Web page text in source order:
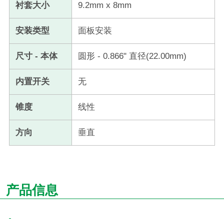
衬套大小 9.2mm x 8mm
安装类型 面板安装
尺寸 - 本体 圆形 - 0.866" 直径(22.00mm)
内置开关 无
锥度 线性
方向 垂直
产品信息